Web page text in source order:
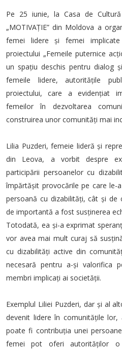
Pe 25 iunie, la Casa de
„MOTIVAȚIE” din Moldova a
femei lidere și femei
proiectului „Femeile puternice
un spațiu deschis pentru dialog
femeile lidere, autoritățile
proiectului, care a evidențiat
femeilor în dezvoltarea
construirea unor comunități mai
Lilia Puzderi, femeie lideră și
din Leova, a vorbit despre
participării persoanelor cu
împărtășit provocările pe care
persoană cu dizabilități, cât și de
de importantă a fost susținerea
Totodată, ea și-a exprimat
vor avea mai mult curaj să
cu dizabilități active din
necesară pentru a-și valorifica
membri implicați ai societății.
Exemplul Liliei Puzderi, dar și al
devenit lidere în comunitățile
poate fi contribuția unei
femei pot oferi autorităților o